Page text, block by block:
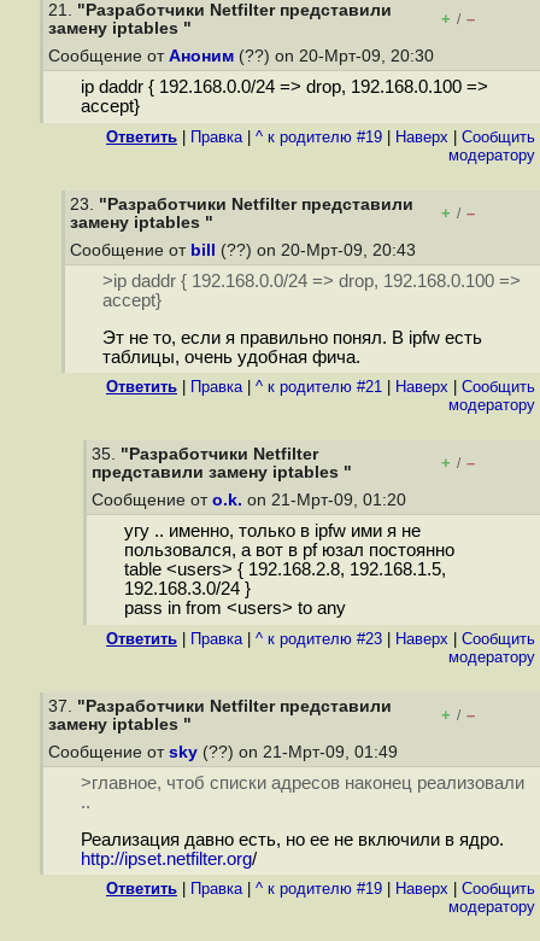
21. "Разработчики Netfilter представили
замену iptables "
+ / –
Сообщение от Аноним (??) on 20-Мрт-09, 20:30
ip daddr { 192.168.0.0/24 => drop, 192.168.0.100 =>
accept}
Ответить Правка| ^ к родителю #19 Наверх
Cообщить
модератору
23. "Разработчики Netfilter представили
замену iptables "
+ / –
Сообщение от bill (??) on 20-Мрт-09, 20:43
>ip daddr { 192.168.0.0/24 => drop, 192.168.0.100 =>
accept}
Эт не то, если я правильно понял. В ipfw есть
таблицы, очень удобная фича.
Ответить Правка| ^ к родителю #21 Наверх
Cообщить
модератору
35. "Разработчики Netfilter
представили замену iptables "
+ / –
Сообщение от o.k. on 21-Мрт-09, 01:20
угу .. именно, только в ipfw ими я не
пользовался, а вот в pf юзал постоянно
table <users> { 192.168.2.8, 192.168.1.5,
192.168.3.0/24 }
pass in from <users> to any
Ответить Правка| ^ к родителю #23 Наверх
Cообщить
модератору
37. "Разработчики Netfilter представили
замену iptables "
+ / –
Сообщение от sky (??) on 21-Мрт-09, 01:49
>главное, чтоб списки адресов наконец реализовали
..
Реализация давно есть, но ее не включили в ядро.
http://ipset.netfilter.org/
Ответить Правка| ^ к родителю #19 Наверх
Cообщить
модератору